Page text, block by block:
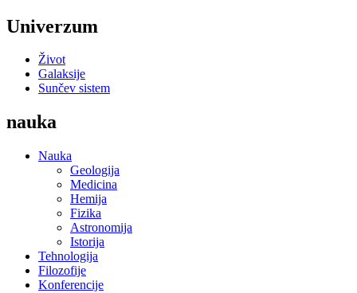
Univerzum
Život
Galaksije
Sunčev sistem
nauka
Nauka
Geologija
Medicina
Hemija
Fizika
Astronomija
Istorija
Tehnologija
Filozofije
Konferencije